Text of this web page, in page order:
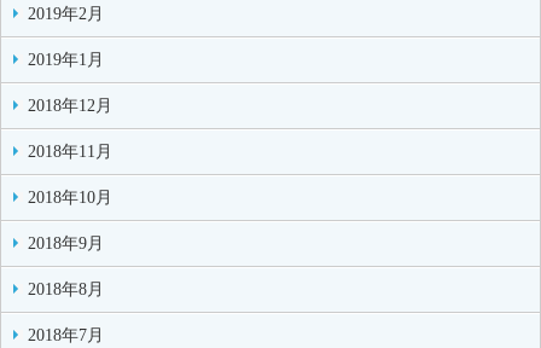
2019年2月
2019年1月
2018年12月
2018年11月
2018年10月
2018年9月
2018年8月
2018年7月